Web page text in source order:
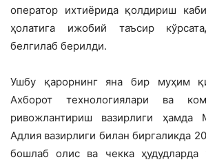
оператор ихтиёрида қолдириш
ҳолатига ижобий таъсир
белгилаб берилди.
Ушбу қарорнинг яна бир муҳим
Ахборот технологиялари ва
ривожлантириш вазирлиги ҳамда
Адлия вазирлиги билан биргаликда
бошлаб олис ва чекка ҳудудларда